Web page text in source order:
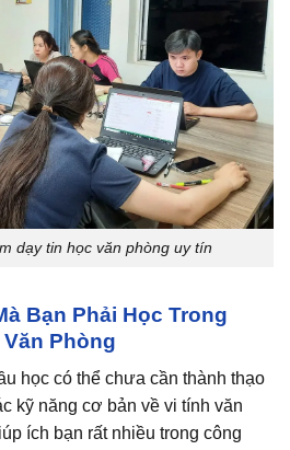
dạy tin học văn phòng uy tín
Bạn Phải Học Trong
Phòng
học có thể chưa cần thành thạo
kỹ năng cơ bản về vi tính văn
ích bạn rất nhiều trong công